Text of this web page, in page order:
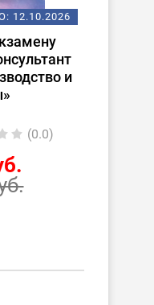
12.10.2026
и
(0.0)